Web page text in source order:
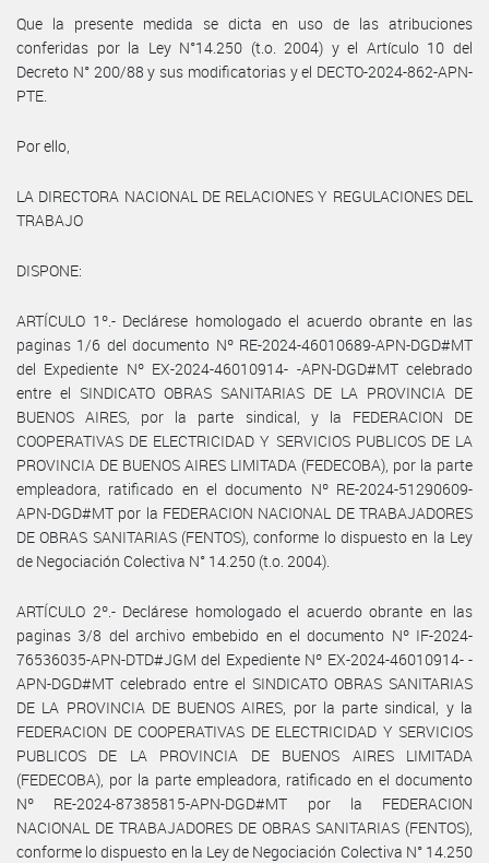
Que la presente medida se dicta en uso de las atribuciones
conferidas por la Ley N°14.250 (t.o. 2004) y el Artículo 10 del
Decreto N° 200/88 y sus modificatorias y el DECTO-2024-862-APN-
PTE.
Por ello,
LA DIRECTORA NACIONAL DE RELACIONES Y REGULACIONES DEL
TRABAJO
DISPONE:
ARTÍCULO 1º.- Declárese homologado el acuerdo obrante en las
paginas 1/6 del documento Nº RE-2024-46010689-APN-DGD#MT
del Expediente Nº EX-2024-46010914- -APN-DGD#MT celebrado
entre el SINDICATO OBRAS SANITARIAS DE LA PROVINCIA DE
BUENOS AIRES, por la parte sindical, y la FEDERACION DE
COOPERATIVAS DE ELECTRICIDAD Y SERVICIOS PUBLICOS DE LA
PROVINCIA DE BUENOS AIRES LIMITADA (FEDECOBA), por la parte
empleadora, ratificado en el documento Nº RE-2024-51290609-
APN-DGD#MT por la FEDERACION NACIONAL DE TRABAJADORES
DE OBRAS SANITARIAS (FENTOS), conforme lo dispuesto en la Ley
de Negociación Colectiva N° 14.250 (t.o. 2004).
ARTÍCULO 2º.- Declárese homologado el acuerdo obrante en las
paginas 3/8 del archivo embebido en el documento Nº IF-2024-
76536035-APN-DTD#JGM del Expediente Nº EX-2024-46010914- -
APN-DGD#MT celebrado entre el SINDICATO OBRAS SANITARIAS
DE LA PROVINCIA DE BUENOS AIRES, por la parte sindical, y la
FEDERACION DE COOPERATIVAS DE ELECTRICIDAD Y SERVICIOS
PUBLICOS DE LA PROVINCIA DE BUENOS AIRES LIMITADA
(FEDECOBA), por la parte empleadora, ratificado en el documento
Nº RE-2024-87385815-APN-DGD#MT por la FEDERACION
NACIONAL DE TRABAJADORES DE OBRAS SANITARIAS (FENTOS),
conforme lo dispuesto en la Ley de Negociación Colectiva N° 14.250